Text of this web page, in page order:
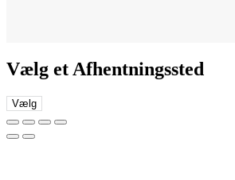
Vælg et Afhentningssted
Vælg